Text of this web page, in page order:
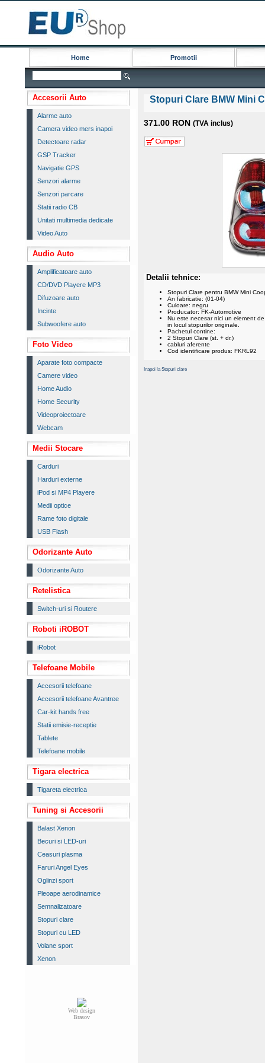
Home Promotii
Accesorii Auto
Alarme auto
Camera video mers inapoi
Detectoare radar
GSP Tracker
Navigatie GPS
Senzori alarme
Senzori parcare
Statii radio CB
Unitati multimedia dedicate
Video Auto
Audio Auto
Amplificatoare auto
CD/DVD Playere MP3
Difuzoare auto
Incinte
Subwoofere auto
Foto Video
Aparate foto compacte
Camere video
Home Audio
Home Security
Videoproiectoare
Webcam
Medii Stocare
Carduri
Harduri externe
iPod si MP4 Playere
Medii optice
Rame foto digitale
USB Flash
Odorizante Auto
Odorizante Auto
Retelistica
Switch-uri si Routere
Roboti iROBOT
iRobot
Telefoane Mobile
Accesorii telefoane
Accesorii telefoane Avantree
Car-kit hands free
Statii emisie-receptie
Tablete
Telefoane mobile
Tigara electrica
Tigareta electrica
Tuning si Accesorii
Balast Xenon
Becuri si LED-uri
Ceasuri plasma
Faruri Angel Eyes
Oglinzi sport
Pleoape aerodinamice
Semnalizatoare
Stopuri clare
Stopuri cu LED
Volane sport
Xenon
Web design
Brasov
Stopuri Clare BMW Mini
371.00 RON (TVA inclus)
Detalii tehnice:
Stopuri Clare pentru BMW Mini
An fabricatie: (01-04)
Culoare: negru
Producator: FK-Automotive
Nu este necesar nici un element
in locul stopurilor originale.
Pachetul contine:
2 Stopuri Clare (st. + dr.)
cabluri aferente
Cod identificare produs: FKRL92
Inapoi la Stopuri clare